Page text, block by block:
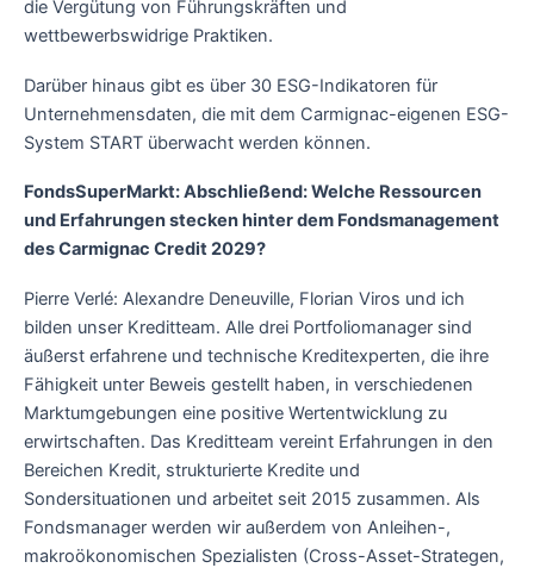
die Vergütung von Führungskräften und
wettbewerbswidrige Praktiken.
Darüber hinaus gibt es über 30 ESG-Indikatoren für
Unternehmensdaten, die mit dem Carmignac-eigenen ESG-
System START überwacht werden können.
FondsSuperMarkt: Abschließend: Welche Ressourcen
und Erfahrungen stecken hinter dem Fondsmanagement
des Carmignac Credit 2029?
Pierre Verlé: Alexandre Deneuville, Florian Viros und ich
bilden unser Kreditteam. Alle drei Portfoliomanager sind
äußerst erfahrene und technische Kreditexperten, die ihre
Fähigkeit unter Beweis gestellt haben, in verschiedenen
Marktumgebungen eine positive Wertentwicklung zu
erwirtschaften. Das Kreditteam vereint Erfahrungen in den
Bereichen Kredit, strukturierte Kredite und
Sondersituationen und arbeitet seit 2015 zusammen. Als
Fondsmanager werden wir außerdem von Anleihen-,
makroökonomischen Spezialisten (Cross-Asset-Strategen,